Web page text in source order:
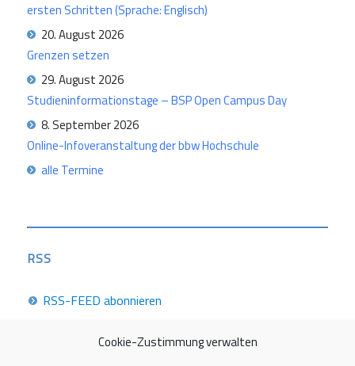
Cookie-Zustimmung verwalten
ersten Schritten (Sprache: Englisch)
20. August 2026
Grenzen setzen
29. August 2026
Studieninformationstage – BSP Open Campus Day
8. September 2026
Online-Infoveranstaltung der bbw Hochschule
alle Termine
RSS
RSS-FEED abonnieren